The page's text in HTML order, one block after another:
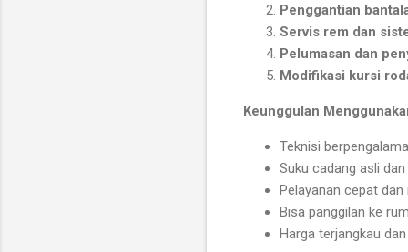
Penggantian
Servis rem dan
Pelumasan dan
Modifikasi kursi
Keunggulan
Teknisi
Suku cadang asli
Pelayanan cepat dan
Bisa panggilan ke
Harga terjangkau